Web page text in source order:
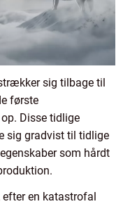
sig tilbage til
første
Disse tidlige
sig gradvist til tidlige
som hårdt
en katastrofal